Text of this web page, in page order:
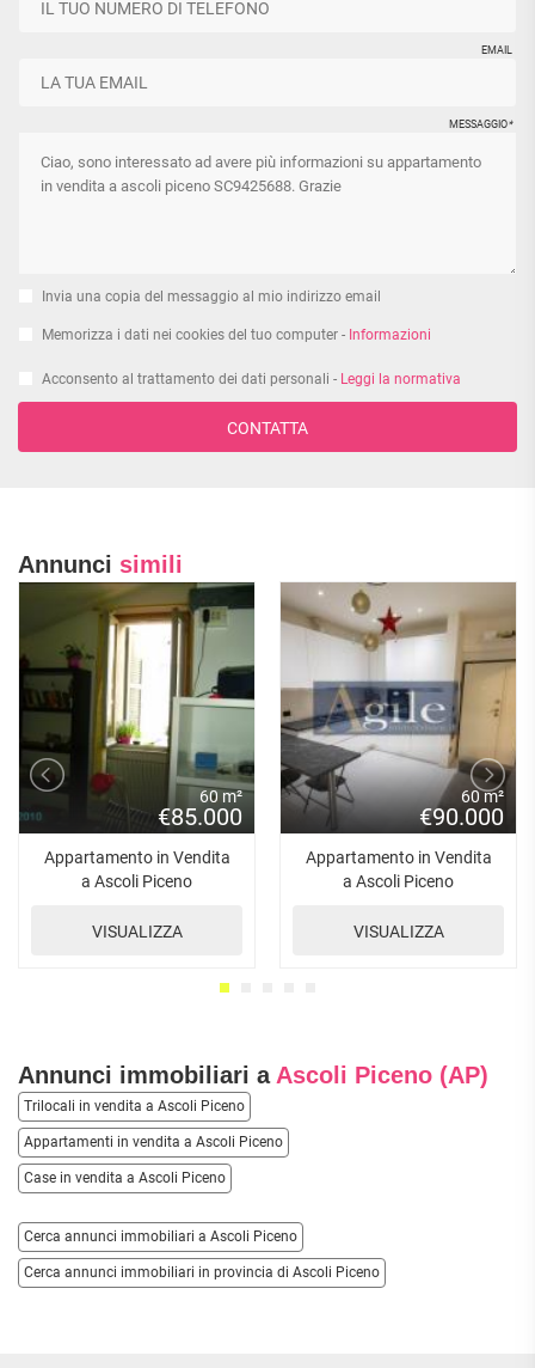
EMAIL
MESSAGGIO*
Invia una copia del messaggio al mio indirizzo email
Memorizza i dati nei cookies del tuo computer - Informazioni
Acconsento al trattamento dei dati personali - Leggi la normativa
CONTATTA
Annunci simili
60 m²
€85.000
Appartamento in Vendita
a Ascoli Piceno
VISUALIZZA
60 m²
€90.000
Appartamento in Vendita
a Ascoli Piceno
VISUALIZZA
Annunci immobiliari aAscoli Piceno (AP)
Trilocali in vendita a Ascoli Piceno
Appartamenti in vendita a Ascoli Piceno
Case in vendita a Ascoli Piceno
Cerca annunci immobiliari a Ascoli Piceno
Cerca annunci immobiliari in provincia di Ascoli Piceno